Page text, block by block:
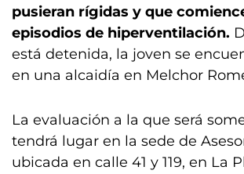
pusieran rígidas y que
episodios de hiperventilación.
está detenida, la joven se
en una alcaidía en Melchor
La evaluación a la que será
tendrá lugar en la sede de
ubicada en calle 41 y 119, en La